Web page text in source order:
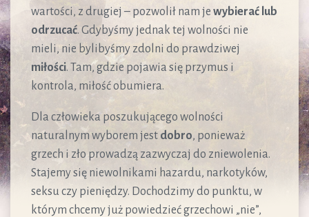
wartości, z drugiej – pozwolił nam je wybierać lub
odrzucać. Gdybyśmy jednak tej wolności nie
mieli, nie bylibyśmy zdolni do prawdziwej
miłości. Tam, gdzie pojawia się przymus i
kontrola, miłość obumiera.
Dla człowieka poszukującego wolności
naturalnym wyborem jest dobro, ponieważ
grzech i zło prowadzą zazwyczaj do zniewolenia.
Stajemy się niewolnikami hazardu, narkotyków,
seksu czy pieniędzy. Dochodzimy do punktu, w
którym chcemy już powiedzieć grzechowi „nie”,